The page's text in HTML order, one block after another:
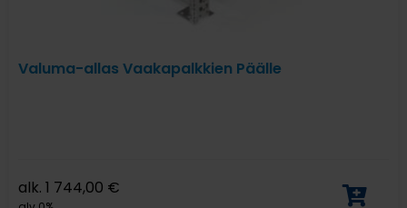
Valuma-allas Vaakapalkkien Päälle
alk. 1 744,00 €